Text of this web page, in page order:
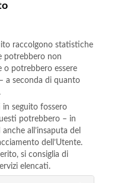
raccolgono statistiche
potrebbero non
o potrebbero essere
a seconda di quanto
seguito fossero
potrebbero – in
all’insaputa del
dell’Utente.
si consiglia di
elencati.